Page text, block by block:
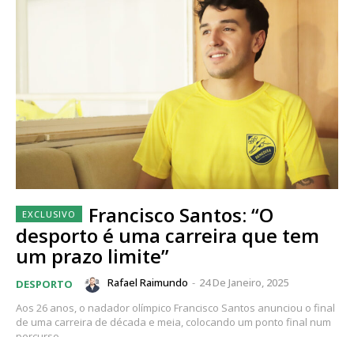
Francisco Santos: “O
desporto é uma carreira que tem
um prazo limite”
DESPORTO Rafael Raimundo - 24 De Janeiro, 2025
Aos 26 anos, o nadador olímpico Francisco Santos anunciou o final
de uma carreira de década e meia, colocando um ponto final num